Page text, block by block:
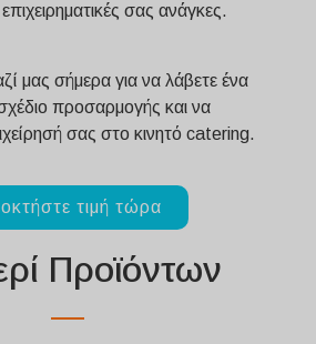
σας ανάγκες.
μας σήμερα για να λάβετε ένα
προσαρμογής και να
σας στο κινητό catering.
τιμή τώρα
Προϊόντων